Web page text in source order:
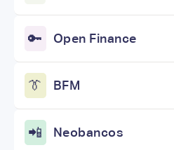
🔑 Open Finance
👔 BFM
📲 Neobancos